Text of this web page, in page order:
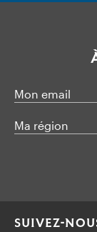
Mon email
Ma région
SUIVEZ-